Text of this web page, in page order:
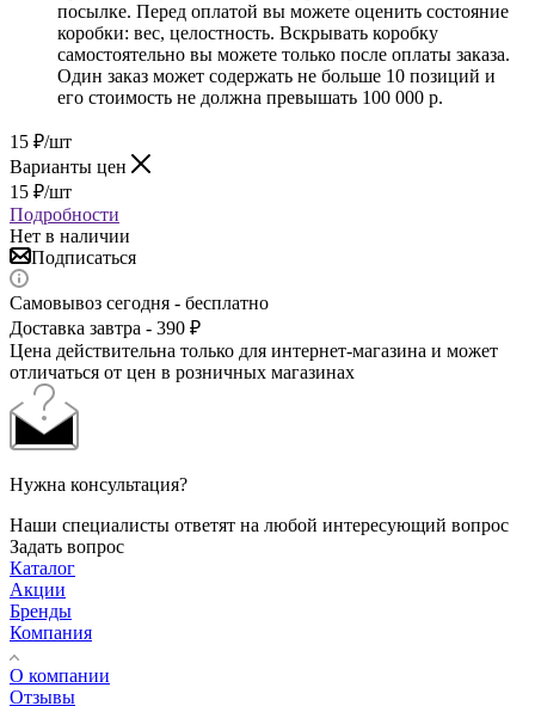
посылке. Перед оплатой вы можете оценить состояние
коробки: вес, целостность. Вскрывать коробку
самостоятельно вы можете только после оплаты заказа.
Один заказ может содержать не больше 10 позиций и
его стоимость не должна превышать 100 000 р.
15 ₽/шт
Варианты цен
15 ₽/шт
Подробности
Нет в наличии
Подписаться
Самовывоз сегодня - бесплатно
Доставка завтра - 390 ₽
Цена действительна только для интернет-магазина и может
отличаться от цен в розничных магазинах
Нужна консультация?
Наши специалисты ответят на любой интересующий вопрос
Задать вопрос
Каталог
Акции
Бренды
Компания
О компании
Отзывы